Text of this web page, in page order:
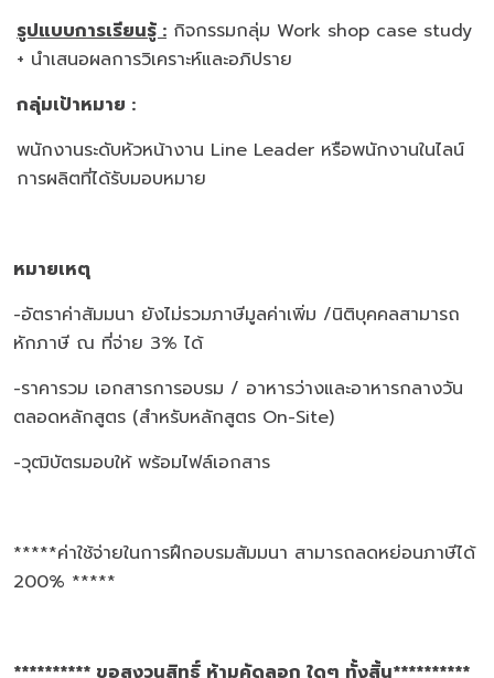
รูปแบบการเรียนรู้ : กิจกรรมกลุ่ม Work shop case study
+ นำเสนอผลการวิเคราะห์และอภิปราย
กลุ่มเป้าหมาย :
พนักงานระดับหัวหน้างาน Line Leader หรือพนักงานในไลน์
การผลิตที่ได้รับมอบหมาย
หมายเหตุ
-อัตราค่าสัมมนา ยังไม่รวมภาษีมูลค่าเพิ่ม /นิติบุคคลสามารถ
หักภาษี ณ ที่จ่าย 3% ได้
-ราคารวม เอกสารการอบรม / อาหารว่างและอาหารกลางวัน
ตลอดหลักสูตร (สำหรับหลักสูตร On-Site)
-วุฒิบัตรมอบให้ พร้อมไฟล์เอกสาร
*****ค่าใช้จ่ายในการฝึกอบรมสัมมนา สามารถลดหย่อนภาษีได้
200% *****
********** ขอสงวนสิทธิ์ ห้ามคัดลอก ใดๆ ทั้งสิ้น**********